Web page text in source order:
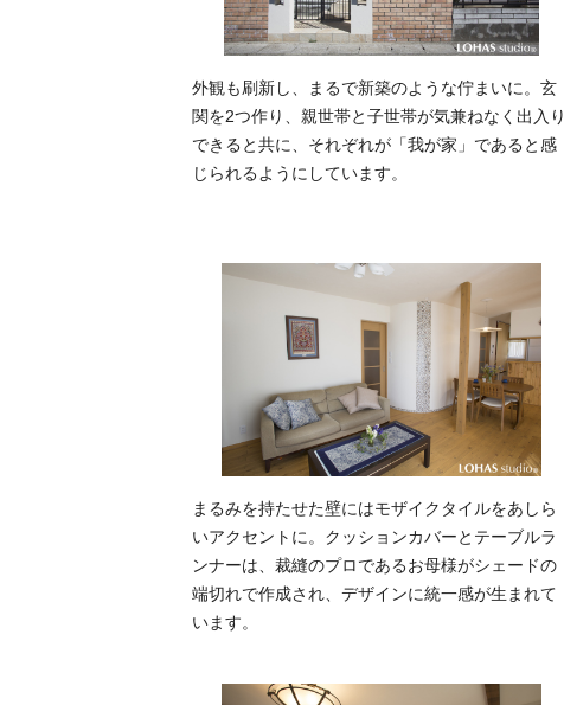
外観も刷新し、まるで新築のような佇まいに。玄
関を2つ作り、親世帯と子世帯が気兼ねなく出入り
できると共に、それぞれが「我が家」であると感
じられるようにしています。
まるみを持たせた壁にはモザイクタイルをあしら
いアクセントに。クッションカバーとテーブルラ
ンナーは、裁縫のプロであるお母様がシェードの
端切れで作成され、デザインに統一感が生まれて
います。